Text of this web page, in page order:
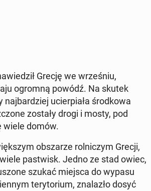
Grecję we wrze­śniu,
ogromną powódź. Na skutek
naj­bar­dziej ucier­pia­ła środ­ko­wa
zostały drogi i mosty, pod
wiele domów.
ob­sza­rze rol­ni­czym Grecji,
pa­stwisk. Jedno ze stad owiec,
szukać miejsca do wypasu
te­ry­to­rium, zna­la­zło dosyć